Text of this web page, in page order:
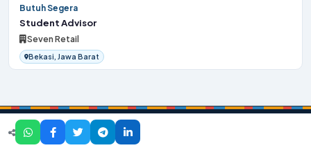
Butuh Segera
Student Advisor
Seven Retail
Bekasi, Jawa Barat
Beranda Tentang KamiKontak